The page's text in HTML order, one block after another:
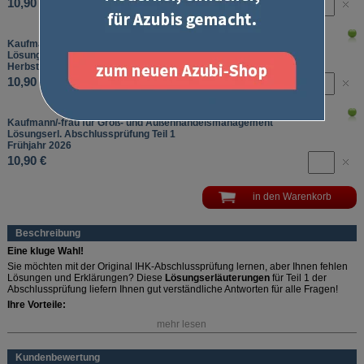
10,90 €
Kaufmann/-frau für Groß- und Außenhandelsmanagement
Lösungserl. Abschlussprüfung Teil 1
Herbst 2025
10,90 €
Kaufmann/-frau für Groß- und Außenhandelsmanagement
Lösungserl. Abschlussprüfung Teil 1
Frühjahr 2026
10,90 €
Beschreibung
Eine kluge Wahl!
Sie möchten mit der Original IHK-Abschlussprüfung lernen, aber Ihnen fehlen
Lösungen und Erklärungen? Diese Lösungserläuterungenfür Teil 1 der
Abschlussprüfung liefern Ihnen gut verständliche Antworten für alle Fragen!
Ihre Vorteile:
Musterlösungen für alle Aufgaben
Eine für alle:Für beide Fachrichtungen geeignet
Erfahrene Fachautorin:
mehr lesen
Kundenbewertung